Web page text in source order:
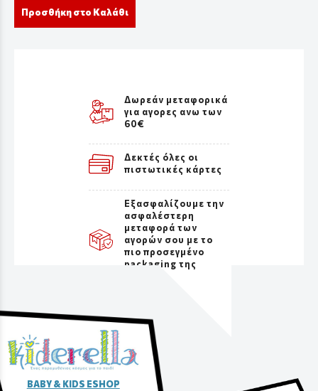
Προσθήκη στο Καλάθι
Δωρεάν μεταφορικά
για αγορες ανω των
60€
Δεκτές όλες οι
πιστωτικές κάρτες
Εξασφαλίζουμε την
ασφαλέστερη
μεταφορά των
αγορών σου με το
πιο προσεγμένο
packaging της
BABY & KIDS ESHOP